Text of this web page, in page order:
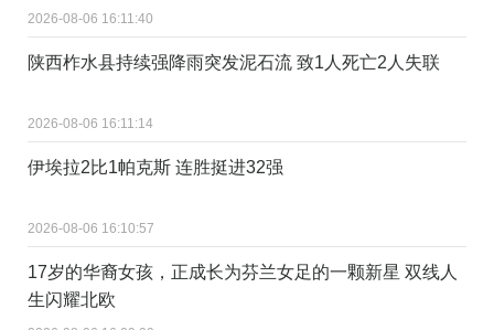
2026-08-06 16:11:40
陕西柞水县持续强降雨突发泥石流 致1人死亡2人失联
2026-08-06 16:11:14
伊埃拉2比1帕克斯 连胜挺进32强
2026-08-06 16:10:57
17岁的华裔女孩，正成长为芬兰女足的一颗新星 双线人
生闪耀北欧